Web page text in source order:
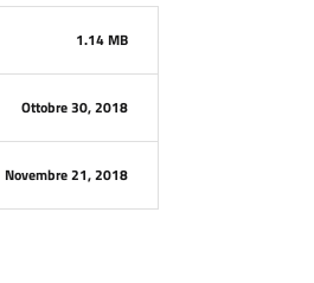
1.14 MB
Ottobre 30, 2018
Novembre 21, 2018